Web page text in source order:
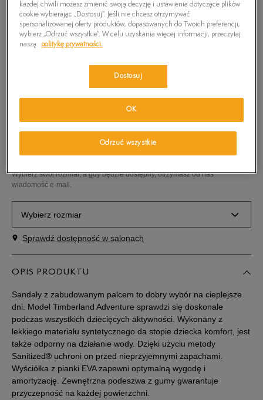
TIMBERLAND ADVENTURE SEEKER CT SANDAL
99,99zł
Wybierz swój rozmiar, a gdy będzie dostępny, otrzymasz od nas
wiadomość e-mail.
Wybierz rozmiar
Rozmiary EU
23 14 cm
23,5 14 cm Powiadom o dostępności
24 14,5 cm Powiadom o dostępności
25 15 cm Powiadom o dostępności
Sprawdź dostępność w salonach
OPIS PRODUKTU
Sandały z zabudowanym palcem to dobry wybór na cieplejsze
dni. Model Timberland Adventure sprawdzi się doskonale
podczas wszystkich dziecięcych aktywności. Wykonany z
lekkiego materiału syntetycznego da stopie dziecka komfort, jest
także odporny na działanie wody. Dzięki użyciu metody
Sanitized® uchroni on przed nieprzyjemnymi zapachami.
Wyściółka z pianki EVA zapewni optymalną wygodę i
amortyzację. Zewnętrzna podeszwa z gumy gwarantuje
przyczepność na każdej powierzchni.
każdej chwili możesz zmienić swoją decyzję i ustawienia dotyczące plików
cookie wybierając „Dostosuj”. Jeśli nie chcesz otrzymywać
spersonalizowanej oferty produktów, dopasowanych do Twoich preferencji,
wybierz „Odrzuć wszystkie”. W celu uzyskania więcej informacji, przeczytaj
naszą
politykę prywatności.
Dostosuj
Odrzuć wszystkie
OK